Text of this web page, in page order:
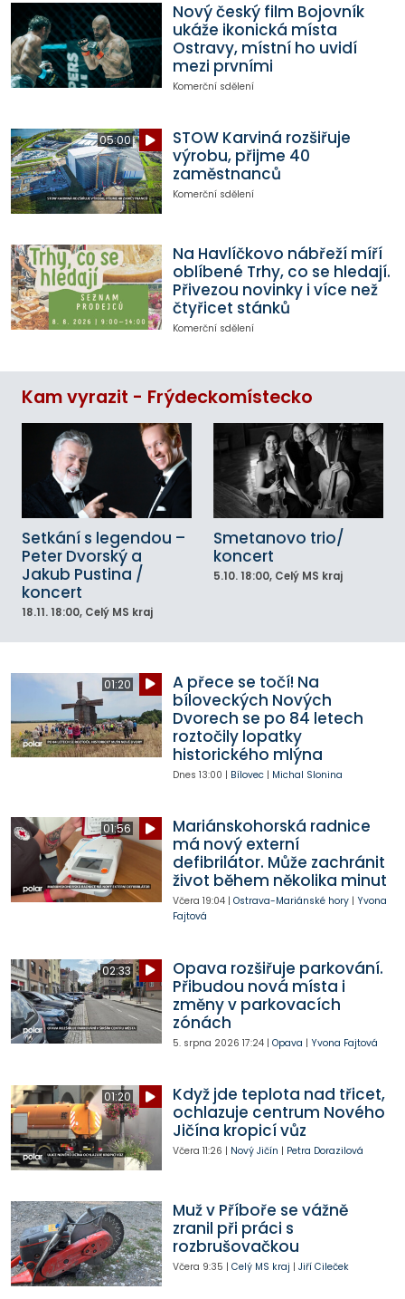
Nový český film Bojovník
ukáže ikonická místa
Ostravy, místní ho uvidí
mezi prvními
Komerční sdělení
05:00
STOW Karviná rozšiřuje
výrobu, přijme 40
zaměstnanců
Komerční sdělení
Na Havlíčkovo nábřeží míří
oblíbené Trhy, co se hledají.
Přivezou novinky i více než
čtyřicet stánků
Komerční sdělení
Kam vyrazit - Frýdeckomístecko
Setkání s legendou –
Peter Dvorský a
Jakub Pustina /
koncert
18.11. 18:00, Celý MS kraj
Smetanovo trio/
koncert
5.10. 18:00, Celý MS kraj
01:20
A přece se točí! Na
bíloveckých Nových
Dvorech se po 84 letech
roztočily lopatky
historického mlýna
Dnes 13:00 | Bílovec| Michal Slonina
01:56
Mariánskohorská radnice
má nový externí
defibrilátor. Může zachránit
život během několika minut
Včera 19:04| Ostrava-Mariánské hory| Yvona
Fajtová
02:33
Opava rozšiřuje parkování.
Přibudou nová místa i
změny v parkovacích
zónách
5. srpna 2026 17:24| Opava | Yvona Fajtová
01:20
Když jde teplota nad třicet,
ochlazuje centrum Nového
Jičína kropicí vůz
Včera 11:26 | Nový Jičín | Petra Dorazilová
Muž v Příboře se vážně
zranil při práci s
rozbrušovačkou
Včera 9:35 | Celý MS kraj | Jiří Cileček